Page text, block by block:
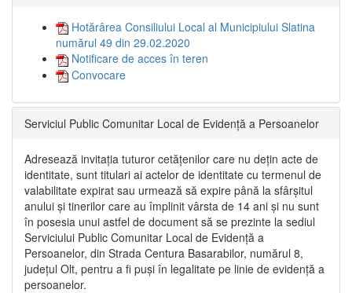
Hotărârea Consiliului Local al Municipiului Slatina
numărul 49 din 29.02.2020
Notificare de acces în teren
Convocare
Serviciul Public Comunitar Local de Evidență a Persoanelor
Adresează invitația tuturor cetățenilor care nu dețin acte de
identitate, sunt titulari ai actelor de identitate cu termenul de
valabilitate expirat sau urmează să expire până la sfârșitul
anului și tinerilor care au împlinit vârsta de 14 ani și nu sunt
în posesia unui astfel de document să se prezinte la sediul
Serviciului Public Comunitar Local de Evidență a
Persoanelor, din Strada Centura Basarabilor, numărul 8,
județul Olt, pentru a fi puși în legalitate pe linie de evidență a
persoanelor.